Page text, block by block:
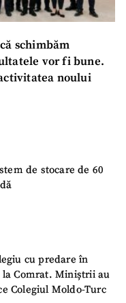
schimbăm
vor fi bune.
noului
de stocare de 60
cu predare în
Comrat. Miniștrii au
Colegiul Moldo-Turc